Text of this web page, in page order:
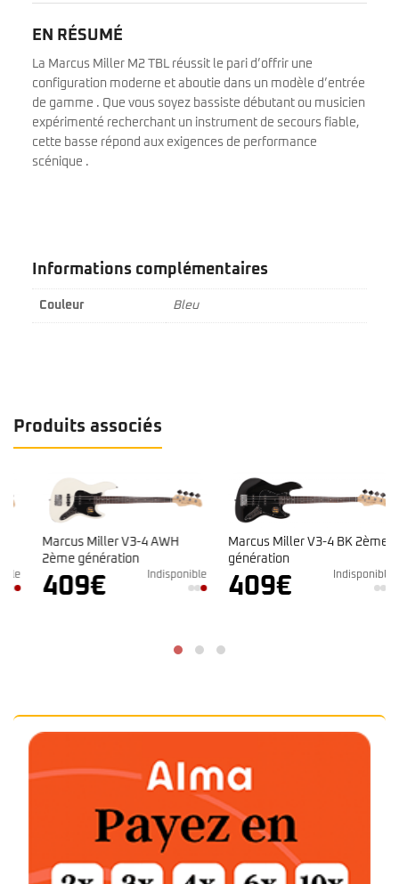
EN RÉSUMÉ
La Marcus Miller M2 TBL réussit le pari d’offrir une
configuration moderne et aboutie dans un modèle d’entrée
de gamme . Que vous soyez bassiste débutant ou musicien
expérimenté recherchant un instrument de secours fiable,
cette basse répond aux exigences de performance
scénique .
Informations complémentaires
Couleur Bleu
Produits associés
Marcus Miller V3-4 AWH
2ème génération
409€ Indisponible
Marcus Miller V3-4 BK 2ème
génération
409€ Indisponible